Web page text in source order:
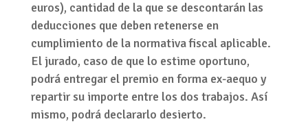
euros), cantidad de la que se descontarán las
deducciones que deben retenerse en
cumplimiento de la normativa fiscal aplicable.
El jurado, caso de que lo estime oportuno,
podrá entregar el premio en forma ex-aequo y
repartir su importe entre los dos trabajos. Así
mismo, podrá declararlo desierto.